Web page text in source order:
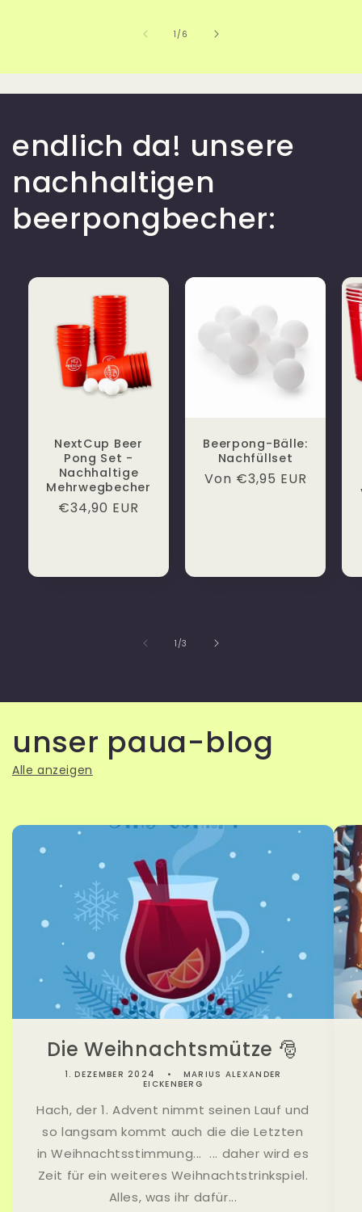
1 /von
6
endlich da! unsere
nachhaltigen
beerpongbecher:
NextCup Beer
Pong Set -
Nachhaltige
Mehrwegbecher
Normaler
€34,90 EUR
Beerpong-Bälle:
Nachfüllset
Normaler
Von €3,95 EUR
1 /von
3
unser paua-blog
Alle anzeigen
Die Weihnachtsmütze 🎅
1. DEZEMBER 2024
MARIUS ALEXANDER
EICKENBERG
Hach, der 1. Advent nimmt seinen Lauf und
so langsam kommt auch die die Letzten
in Weihnachtsstimmung... ... daher wird es
Zeit für ein weiteres Weihnachtstrinkspiel.
Alles, was ihr dafür...